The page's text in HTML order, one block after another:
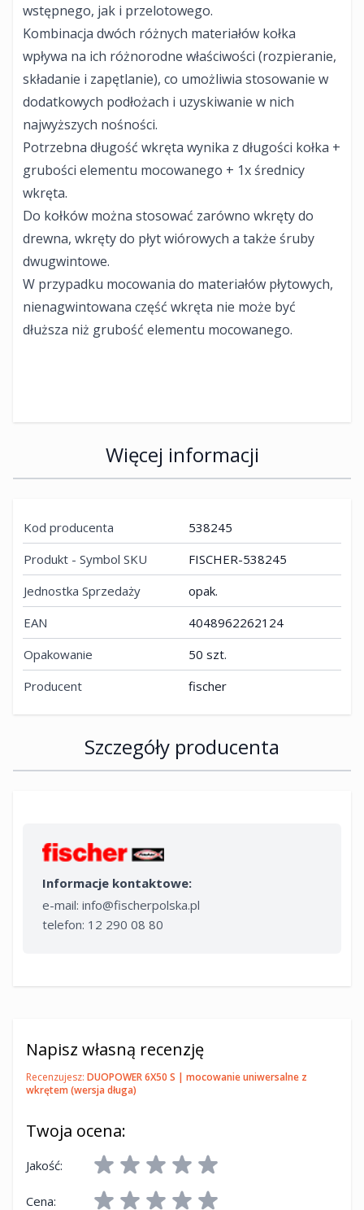
wstępnego, jak i przelotowego.
Kombinacja dwóch różnych materiałów kołka
wpływa na ich różnorodne właściwości (rozpieranie,
składanie i zapętlanie), co umożliwia stosowanie w
dodatkowych podłożach i uzyskiwanie w nich
najwyższych nośności.
Potrzebna długość wkręta wynika z długości kołka +
grubości elementu mocowanego + 1x średnicy
wkręta.
Do kołków można stosować zarówno wkręty do
drewna, wkręty do płyt wiórowych a także śruby
dwugwintowe.
W przypadku mocowania do materiałów płytowych,
nienagwintowana część wkręta nie może być
dłuższa niż grubość elementu mocowanego.
Więcej informacji
Kod producenta
538245
Produkt - Symbol SKU
FISCHER-538245
Jednostka Sprzedaży
opak.
EAN
4048962262124
Opakowanie
50 szt.
Producent
fischer
Szczegóły producenta
Informacje kontaktowe:
e-mail: info@fischerpolska.pl
telefon: 12 290 08 80
Napisz własną recenzję
Recenzujesz: DUOPOWER 6X50 S | mocowanie uniwersalne z
wkrętem (wersja długa)
Twoja ocena:
Jakość:
Cena: